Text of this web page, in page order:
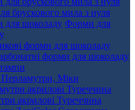
брускового мила з нуля
Форми для
форми для шоколаду
форми для шоколаду
Перламутри, Міки
акрилові Туреччина